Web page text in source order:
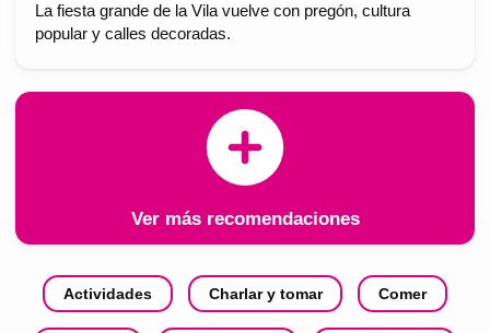
La fiesta grande de la Vila vuelve con pregón, cultura
popular y calles decoradas.
Ver más recomendaciones
Actividades Charlar y tomar Comer